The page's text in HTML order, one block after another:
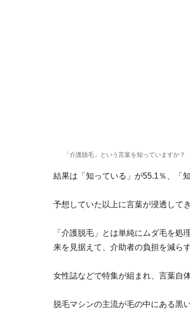
「介護脱毛」という言葉を知っていますか？
結果は「知っている」が55.1％、「
予想していた以上に言葉が浸透して
「介護脱毛」とは単純にムダ毛を
来を見据えて、介助者の負担を減ら
女性誌などで特集が組まれ、言葉自
脱毛マシンの主流が毛の中にある黒